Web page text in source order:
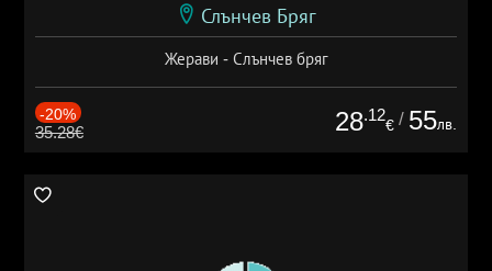
Слънчев Бряг
Жерави - Слънчев бряг
-20%
35.28€ 28.12
€ / 55лв.